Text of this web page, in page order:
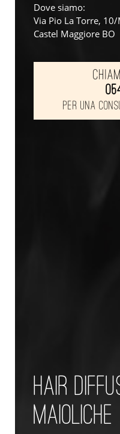
Dove siamo:
Via Pio La Torre, 10/
Castel Maggiore BO
per una
HAIR
MAIOLICHE